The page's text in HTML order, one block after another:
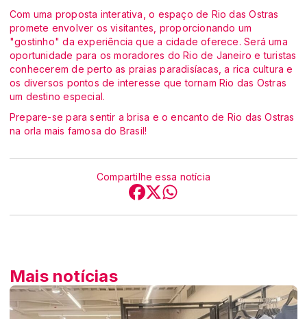
Com uma proposta interativa, o espaço de Rio das Ostras
promete envolver os visitantes, proporcionando um
"gostinho" da experiência que a cidade oferece. Será uma
oportunidade para os moradores do Rio de Janeiro e turistas
conhecerem de perto as praias paradisíacas, a rica cultura e
os diversos pontos de interesse que tornam Rio das Ostras
um destino especial.
Prepare-se para sentir a brisa e o encanto de Rio das Ostras
na orla mais famosa do Brasil!
Compartilhe essa notícia
Mais notícias